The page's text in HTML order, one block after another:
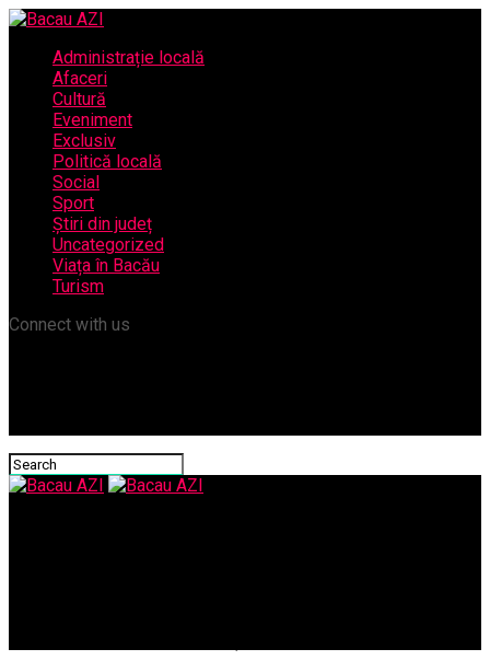
Administrație locală
Afaceri
Cultură
Eveniment
Exclusiv
Politică locală
Social
Sport
Știri din județ
Uncategorized
Viața în Bacău
Turism
Connect with us